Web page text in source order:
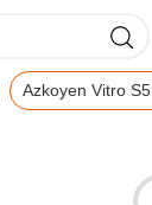
Azkoyen Vitro S5